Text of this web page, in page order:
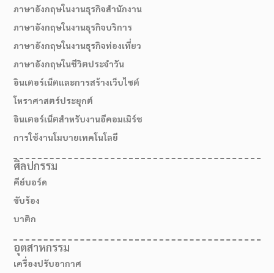
ภาษาอังกฤษในงานธุรกิจสำนักงาน
ภาษาอังกฤษในงานธุรกิจบริการ
ภาษาอังกฤษในงานธุรกิจท่องเที่ยว
ภาษาอังกฤษในชีวิตประจำวัน
อินเตอร์เน็ตและการสร้างเว็บไซต์
โหราศาสตร์ประยุกต์
อินเตอร์เน็ตสำหรับงานอีคอมเมิร์ช
การใช้งานโมบายเทคโนโลยี
ศิลปกรรม
คีย์บอร์ด
ขับร้อง
บาติก
อุตสาหกรรม
เครื่องปรับอากาศ